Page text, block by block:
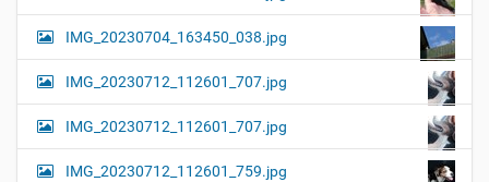
IMG_20230704_163450_038.jpg
IMG_20230712_112601_707.jpg
IMG_20230712_112601_707.jpg
IMG_20230712_112601_759.jpg